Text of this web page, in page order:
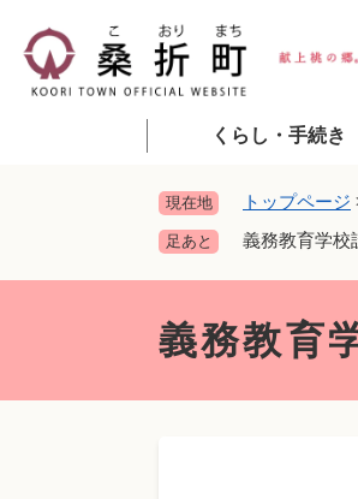
くらし・手続き
現在地 トップページ
足あと 義務教育学校
義務教育